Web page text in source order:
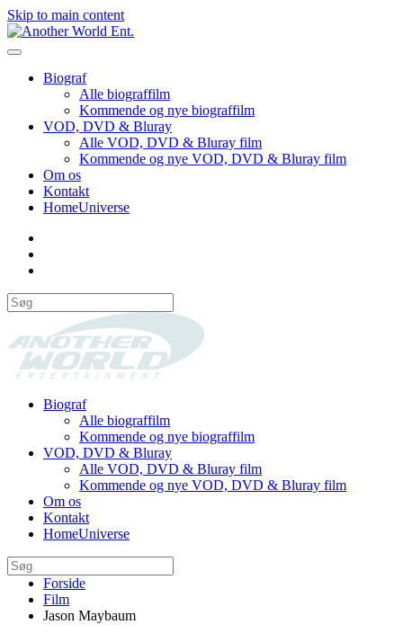
Skip to main content
Biograf
Alle biograffilm
Kommende og nye biograffilm
VOD, DVD & Bluray
Alle VOD, DVD & Bluray film
Kommende og nye VOD, DVD & Bluray film
Om os
Kontakt
HomeUniverse
Biograf
Alle biograffilm
Kommende og nye biograffilm
VOD, DVD & Bluray
Alle VOD, DVD & Bluray film
Kommende og nye VOD, DVD & Bluray film
Om os
Kontakt
HomeUniverse
Forside
Film
Jason Maybaum